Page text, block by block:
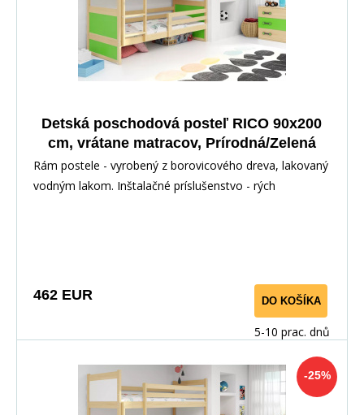
Detská poschodová posteľ RICO 90x200
cm, vrátane matracov, Prírodná/Zelená
Rám postele - vyrobený z borovicového dreva, lakovaný
vodným lakom. Inštalačné príslušenstvo - rých
462 EUR DO KOŠÍKA
5-10 prac. dnů
-25%